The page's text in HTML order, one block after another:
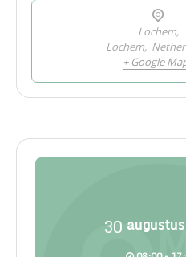
Lochem,
Lochem,
+ Google
30 augustus